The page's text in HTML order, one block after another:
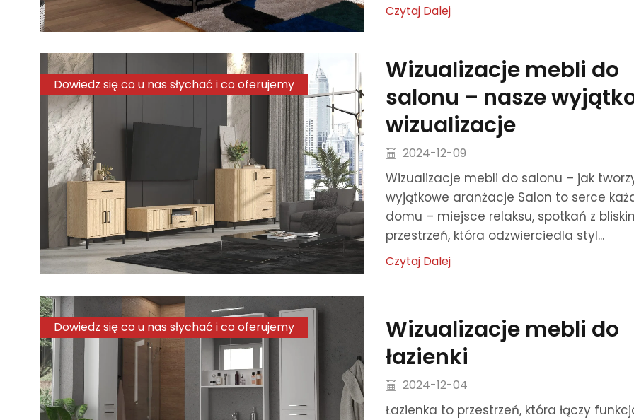
Czytaj Dalej
Dowiedz się co u nas słychać i co oferujemy
Wizualizacje mebli do
salonu – nasze
wizualizacje
2024-12-09
Wizualizacje mebli do salonu – jak
wyjątkowe aranżacje Salon to serce
domu – miejsce relaksu, spotkań z
przestrzeń, która odzwierciedla styl...
Czytaj Dalej
Dowiedz się co u nas słychać i co oferujemy
Wizualizacje mebli do
łazienki
2024-12-04
Łazienka to przestrzeń, która łączy